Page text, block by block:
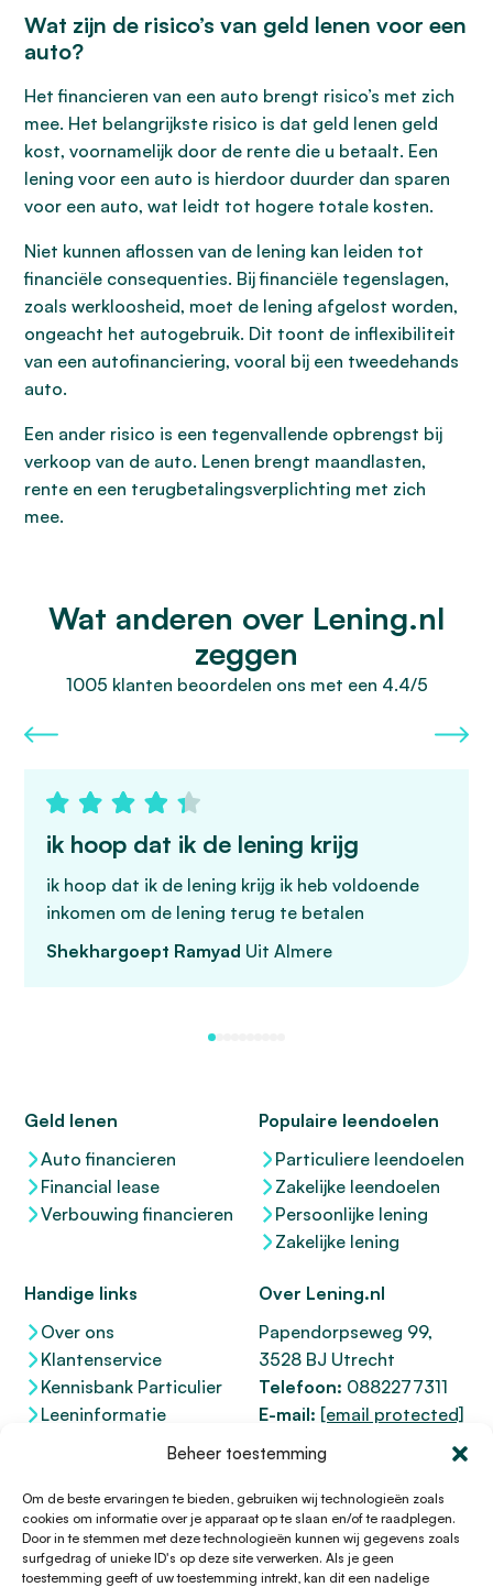
Beheer toestemming
Om de beste ervaringen te bieden, gebruiken wij technologieën zoals
cookies om informatie over je apparaat op te slaan en/of te raadplegen.
Door in te stemmen met deze technologieën kunnen wij gegevens zoals
surfgedrag of unieke ID's op deze site verwerken. Als je geen
toestemming geeft of uw toestemming intrekt, kan dit een nadelige
Wat zijn de risico’s van geld lenen voor een
auto?
Het financieren van een auto brengt risico’s met zich
mee. Het belangrijkste risico is dat geld lenen geld
kost, voornamelijk door de rente die u betaalt. Een
lening voor een auto is hierdoor duurder dan sparen
voor een auto, wat leidt tot hogere totale kosten.
Niet kunnen aflossen van de lening kan leiden tot
financiële consequenties. Bij financiële tegenslagen,
zoals werkloosheid, moet de lening afgelost worden,
ongeacht het autogebruik. Dit toont de inflexibiliteit
van een autofinanciering, vooral bij een tweedehands
auto.
Een ander risico is een tegenvallende opbrengst bij
verkoop van de auto. Lenen brengt maandlasten,
rente en een terugbetalingsverplichting met zich
mee.
Wat anderen over Lening.nl
zeggen
1005 klanten beoordelen ons met een 4.4/5
ik hoop dat ik de lening krijg
ik hoop dat ik de lening krijg ik heb voldoende
inkomen om de lening terug te betalen
Shekhargoept Ramyad Uit Almere
Geld lenen
Auto financieren
Financial lease
Verbouwing financieren
Populaire leendoelen
Particuliere leendoelen
Zakelijke leendoelen
Persoonlijke lening
Zakelijke lening
Handige links
Over ons
Klantenservice
Kennisbank Particulier
Leeninformatie
Over Lening.nl
Papendorpseweg 99,
3528 BJ Utrecht
Telefoon: 0882277311
E-mail: [email protected]
KvK 76100200
12047091
Kifid 300.017942